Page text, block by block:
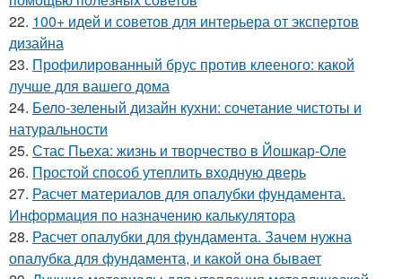
22. 100+ идей и советов для интерьера от экспертов
дизайна
23. Профилированный брус против клееного: какой
лучше для вашего дома
24. Бело-зеленый дизайн кухни: сочетание чистоты и
натуральности
25. Стас Пьеха: жизнь и творчество в Йошкар-Оле
26. Простой способ утеплить входную дверь
27. Расчет материалов для опалубки фундамента.
Информация по назначению калькулятора
28. Расчет опалубки для фундамента. Зачем нужна
опалубка для фундамента, и какой она бывает